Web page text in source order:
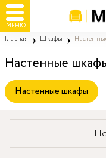
МЕНЮ
Главная Шкафы
Настенные
Настенные шкафы